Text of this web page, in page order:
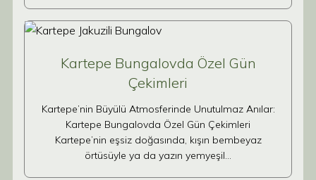
Kartepe Bungalovda Özel Gün
Çekimleri
Kartepe’nin Büyülü Atmosferinde Unutulmaz Anılar:
Kartepe Bungalovda Özel Gün Çekimleri
Kartepe’nin eşsiz doğasında, kışın bembeyaz
örtüsüyle ya da yazın yemyeşil…